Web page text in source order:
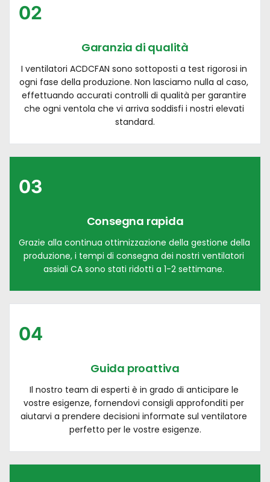
02
Garanzia di qualità
I ventilatori ACDCFAN sono sottoposti a test rigorosi in
ogni fase della produzione. Non lasciamo nulla al caso,
effettuando accurati controlli di qualità per garantire
che ogni ventola che vi arriva soddisfi i nostri elevati
standard.
03
Consegna rapida
Grazie alla continua ottimizzazione della gestione della
produzione, i tempi di consegna dei nostri ventilatori
assiali CA sono stati ridotti a 1-2 settimane.
04
Guida proattiva
Il nostro team di esperti è in grado di anticipare le
vostre esigenze, fornendovi consigli approfonditi per
aiutarvi a prendere decisioni informate sul ventilatore
perfetto per le vostre esigenze.